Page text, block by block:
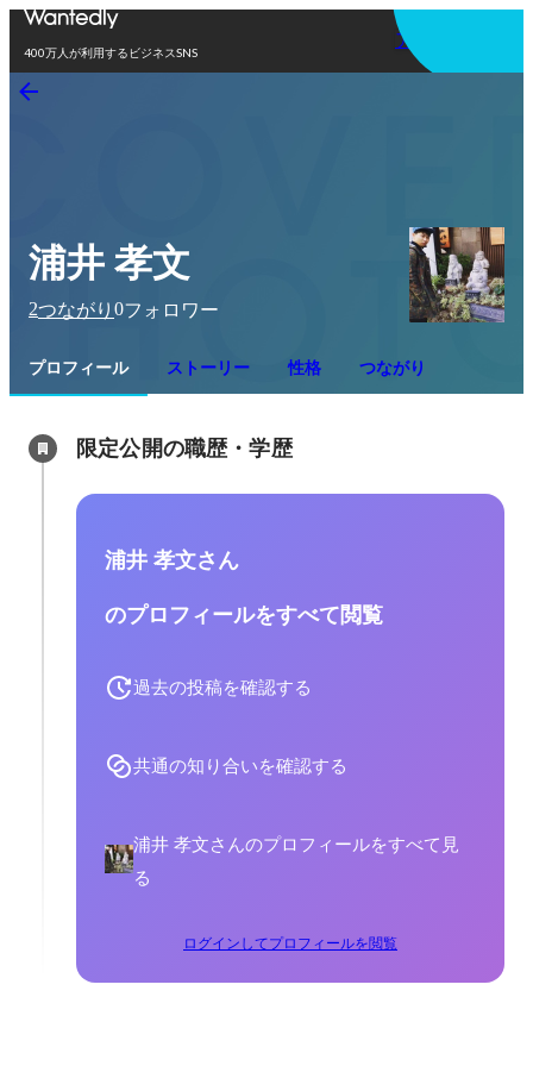
400万人が利用するビジネスSNS
アプリを使う
浦井 孝文
2つながり 0フォロワー
プロフィール ストーリー 性格 つながり
限定公開の職歴・学歴
浦井 孝文さん
のプロフィールをすべて閲覧
過去の投稿を確認する
共通の知り合いを確認する
浦井 孝文さんのプロフィールをすべて見
る
ログインしてプロフィールを閲覧